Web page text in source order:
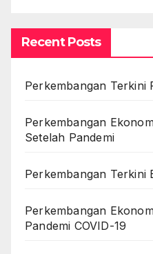
Recent Posts
Perkembangan Terkini
Perkembangan
Setelah Pandemi
Perkembangan Terkini
Perkembangan
Pandemi COVID-19